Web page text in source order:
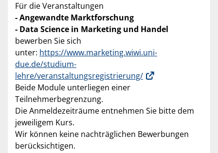
Für die Veranstaltungen
- Angewandte Marktforschung
- Data Science in Marketing und Handel
bewerben Sie sich
unter: https://www.marketing.wiwi.uni-
due.de/studium-
lehre/veranstaltungsregistrierung/
Beide Module unterliegen einer
Teilnehmerbegrenzung.
Die Anmeldezeiträume entnehmen Sie bitte dem
jeweiligem Kurs.
Wir können keine nachträglichen Bewerbungen
berücksichtigen.